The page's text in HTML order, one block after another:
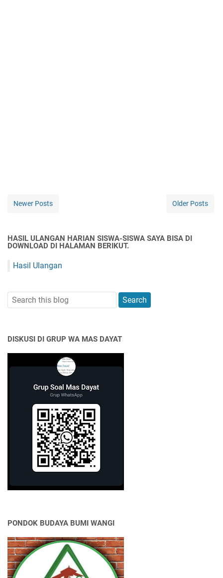
Newer Posts Older Posts
HASIL ULANGAN HARIAN SISWA-SISWA SAYA BISA DI
DOWNLOAD DI HALAMAN BERIKUT.
Hasil Ulangan
DISKUSI DI GRUP WA MAS DAYAT
PONDOK BUDAYA BUMI WANGI